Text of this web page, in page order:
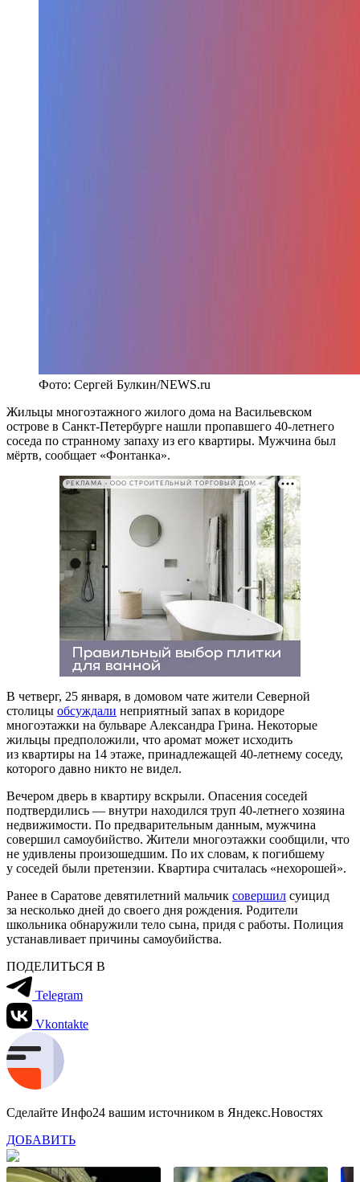
Фото: Сергей Булкин/NEWS.ru
Жильцы многоэтажного жилого дома на Васильевском
острове в Санкт-Петербурге нашли пропавшего 40-летнего
соседа по странному запаху из его квартиры. Мужчина был
мёртв, сообщает «Фонтанка».
РЕКЛАМА • ООО СТРОИТЕЛЬНЫЙ ТОРГОВЫЙ ДОМ «ПЕТРОВИЧ». ИНН: 7802348846
В четверг, 25 января, в домовом чате жители Северной
столицы обсуждали неприятный запах в коридоре
многоэтажки на бульваре Александра Грина. Некоторые
жильцы предположили, что аромат может исходить
из квартиры на 14 этаже, принадлежащей 40-летнему соседу,
которого давно никто не видел.
Вечером дверь в квартиру вскрыли. Опасения соседей
подтвердились — внутри находился труп 40-летнего хозяина
недвижимости. По предварительным данным, мужчина
совершил самоубийство. Жители многоэтажки сообщили, что
не удивлены произошедшим. По их словам, к погибшему
у соседей были претензии. Квартира считалась «нехорошей».
Ранее в Саратове девятилетний мальчик совершил суицид
за несколько дней до своего дня рождения. Родители
школьника обнаружили тело сына, придя с работы. Полиция
устанавливает причины самоубийства.
ПОДЕЛИТЬСЯ В
Telegram
Vkontakte
Сделайте Инфо24 вашим источником в Яндекс.Новостях
ДОБАВИТЬ